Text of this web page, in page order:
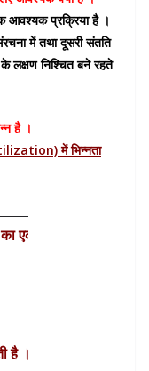
आवश्यक प्रक्रिया है ।
में तथा दूसरी संतति
के लक्षण निश्चित बने रहते
है ।
में भिन्नता
पुष्प के परागकोश से
है ।